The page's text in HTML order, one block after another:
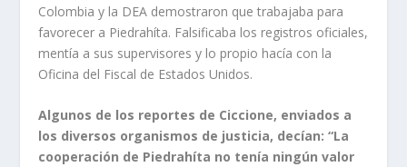
Colombia y la DEA demostraron que trabajaba para
favorecer a Piedrahíta. Falsificaba los registros oficiales,
mentía a sus supervisores y lo propio hacía con la
Oficina del Fiscal de Estados Unidos.
Algunos de los reportes de Ciccione, enviados a
los diversos organismos de justicia, decían: “La
cooperación de Piedrahíta no tenía ningún valor